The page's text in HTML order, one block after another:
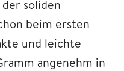
soliden
beim ersten
und leichte
angenehm in